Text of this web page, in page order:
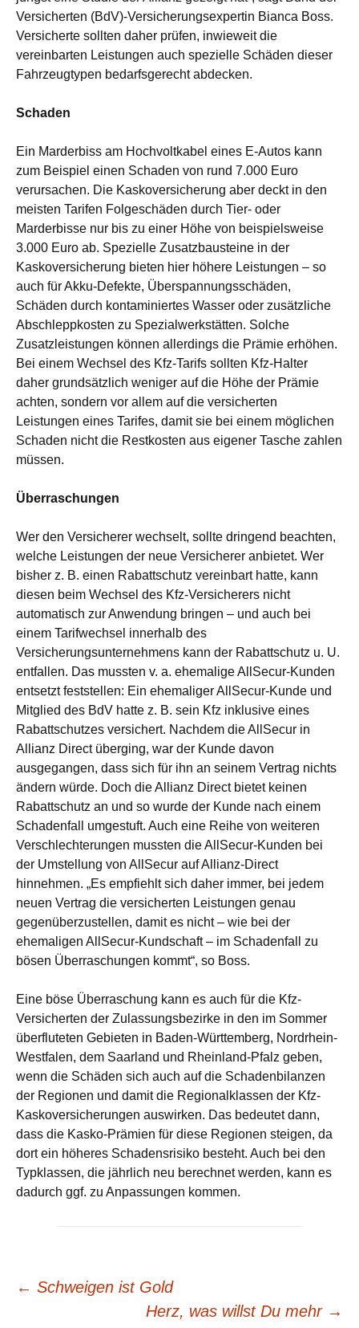
Versicherten (BdV)-Versicherungsexpertin Bianca Boss.
Versicherte sollten daher prüfen, inwieweit die
vereinbarten Leistungen auch spezielle Schäden dieser
Fahrzeugtypen bedarfsgerecht abdecken.
Schaden
Ein Marderbiss am Hochvoltkabel eines E-Autos kann
zum Beispiel einen Schaden von rund 7.000 Euro
verursachen. Die Kaskoversicherung aber deckt in den
meisten Tarifen Folgeschäden durch Tier- oder
Marderbisse nur bis zu einer Höhe von beispielsweise
3.000 Euro ab. Spezielle Zusatzbausteine in der
Kaskoversicherung bieten hier höhere Leistungen – so
auch für Akku-Defekte, Überspannungsschäden,
Schäden durch kontaminiertes Wasser oder zusätzliche
Abschleppkosten zu Spezialwerkstätten. Solche
Zusatzleistungen können allerdings die Prämie erhöhen.
Bei einem Wechsel des Kfz-Tarifs sollten Kfz-Halter
daher grundsätzlich weniger auf die Höhe der Prämie
achten, sondern vor allem auf die versicherten
Leistungen eines Tarifes, damit sie bei einem möglichen
Schaden nicht die Restkosten aus eigener Tasche zahlen
müssen.
Überraschungen
Wer den Versicherer wechselt, sollte dringend beachten,
welche Leistungen der neue Versicherer anbietet. Wer
bisher z. B. einen Rabattschutz vereinbart hatte, kann
diesen beim Wechsel des Kfz-Versicherers nicht
automatisch zur Anwendung bringen – und auch bei
einem Tarifwechsel innerhalb des
Versicherungsunternehmens kann der Rabattschutz u. U.
entfallen. Das mussten v. a. ehemalige AllSecur-Kunden
entsetzt feststellen: Ein ehemaliger AllSecur-Kunde und
Mitglied des BdV hatte z. B. sein Kfz inklusive eines
Rabattschutzes versichert. Nachdem die AllSecur in
Allianz Direct überging, war der Kunde davon
ausgegangen, dass sich für ihn an seinem Vertrag nichts
ändern würde. Doch die Allianz Direct bietet keinen
Rabattschutz an und so wurde der Kunde nach einem
Schadenfall umgestuft. Auch eine Reihe von weiteren
Verschlechterungen mussten die AllSecur-Kunden bei
der Umstellung von AllSecur auf Allianz-Direct
hinnehmen. „Es empfiehlt sich daher immer, bei jedem
neuen Vertrag die versicherten Leistungen genau
gegenüberzustellen, damit es nicht – wie bei der
ehemaligen AllSecur-Kundschaft – im Schadenfall zu
bösen Überraschungen kommt“, so Boss.
Eine böse Überraschung kann es auch für die Kfz-
Versicherten der Zulassungsbezirke in den im Sommer
überfluteten Gebieten in Baden-Württemberg, Nordrhein-
Westfalen, dem Saarland und Rheinland-Pfalz geben,
wenn die Schäden sich auch auf die Schadenbilanzen
der Regionen und damit die Regionalklassen der Kfz-
Kaskoversicherungen auswirken. Das bedeutet dann,
dass die Kasko-Prämien für diese Regionen steigen, da
dort ein höheres Schadensrisiko besteht. Auch bei den
Typklassen, die jährlich neu berechnet werden, kann es
dadurch ggf. zu Anpassungen kommen.
Beitrags-
← Schweigen ist Gold
Herz, was willst Du mehr →